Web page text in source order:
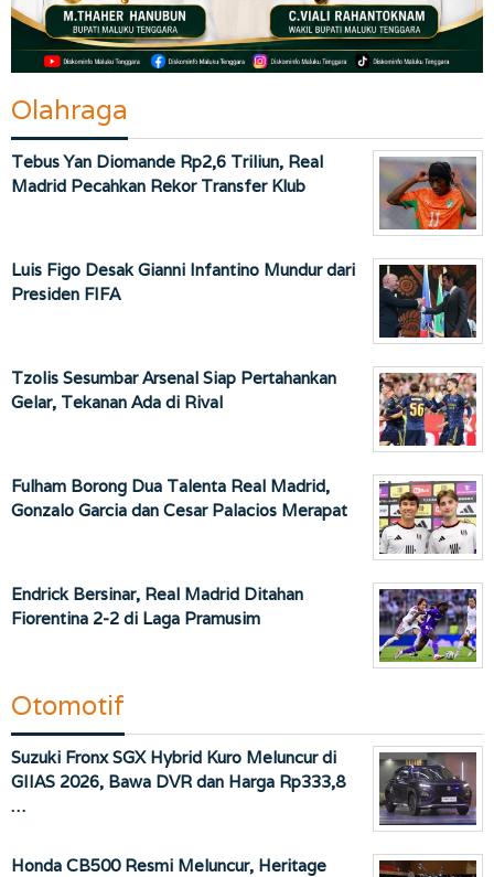
Olahraga
Tebus Yan Diomande Rp2,6 Triliun, Real
Madrid Pecahkan Rekor Transfer Klub
Luis Figo Desak Gianni Infantino Mundur dari
Presiden FIFA
Tzolis Sesumbar Arsenal Siap Pertahankan
Gelar, Tekanan Ada di Rival
Fulham Borong Dua Talenta Real Madrid,
Gonzalo Garcia dan Cesar Palacios Merapat
Endrick Bersinar, Real Madrid Ditahan
Fiorentina 2-2 di Laga Pramusim
Otomotif
Suzuki Fronx SGX Hybrid Kuro Meluncur di
GIIAS 2026, Bawa DVR dan Harga Rp333,8
…
Honda CB500 Resmi Meluncur, Heritage